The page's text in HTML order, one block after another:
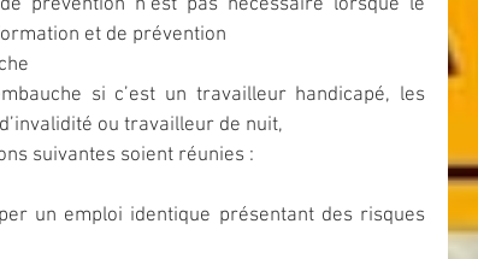
prévention n’est pas nécessaire lorsque le
et de prévention
si c’est un travailleur handicapé, les
ou travailleur de nuit,
suivantes soient réunies :
un emploi identique présentant des risques